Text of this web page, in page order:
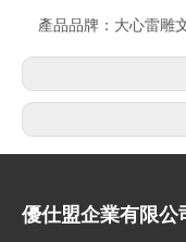
產品品牌： 大心雷雕
優仕盟企業有限公